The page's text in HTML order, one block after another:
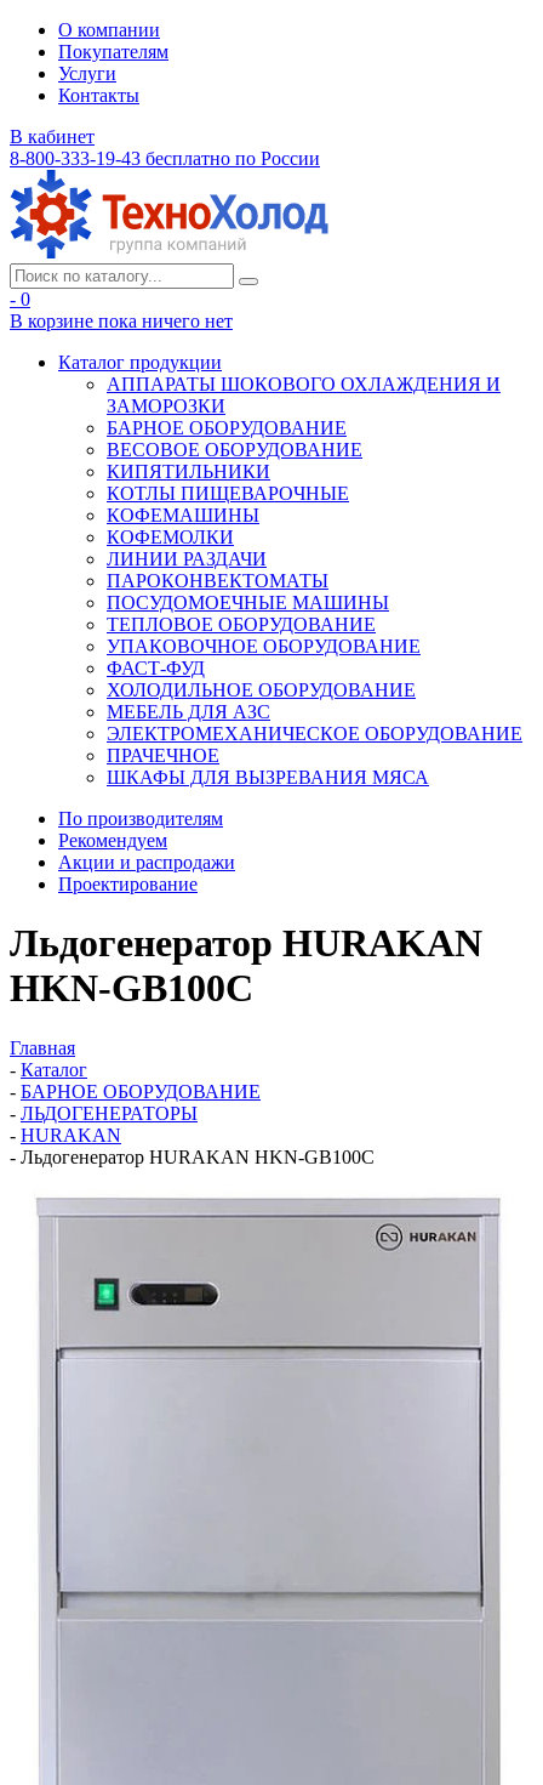
О компании
Покупателям
Услуги
Контакты
В кабинет
8-800-333-19-43 бесплатно по России
- 0
В корзине пока ничего нет
Каталог продукции
АППАРАТЫ ШОКОВОГО ОХЛАЖДЕНИЯ И
ЗАМОРОЗКИ
БАРНОЕ ОБОРУДОВАНИЕ
ВЕСОВОЕ ОБОРУДОВАНИЕ
КИПЯТИЛЬНИКИ
КОТЛЫ ПИЩЕВАРОЧНЫЕ
КОФЕМАШИНЫ
КОФЕМОЛКИ
ЛИНИИ РАЗДАЧИ
ПАРОКОНВЕКТОМАТЫ
ПОСУДОМОЕЧНЫЕ МАШИНЫ
ТЕПЛОВОЕ ОБОРУДОВАНИЕ
УПАКОВОЧНОЕ ОБОРУДОВАНИЕ
ФАСТ-ФУД
ХОЛОДИЛЬНОЕ ОБОРУДОВАНИЕ
МЕБЕЛЬ ДЛЯ АЗС
ЭЛЕКТРОМЕХАНИЧЕСКОЕ ОБОРУДОВАНИЕ
ПРАЧЕЧНОЕ
ШКАФЫ ДЛЯ ВЫЗРЕВАНИЯ МЯСА
По производителям
Рекомендуем
Акции и распродажи
Проектирование
Льдогенератор HURAKAN
HKN-GB100C
Главная
- Каталог
- БАРНОЕ ОБОРУДОВАНИЕ
- ЛЬДОГЕНЕРАТОРЫ
- HURAKAN
- Льдогенератор HURAKAN HKN-GB100C